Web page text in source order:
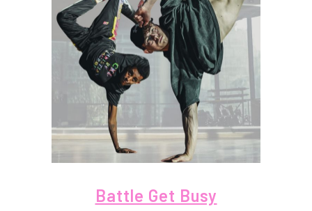
Battle Get Busy